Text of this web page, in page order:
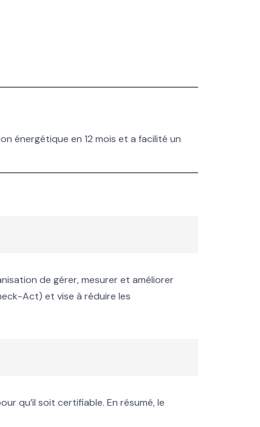
énergétique en 12 mois et a facilité un
de gérer, mesurer et améliorer
Act) et vise à réduire les
qu’il soit certifiable. En résumé, le